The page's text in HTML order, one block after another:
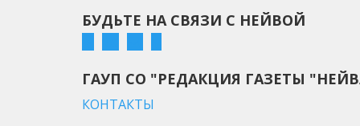
БУДЬТЕ НА СВЯЗИ С НЕЙВОЙ
ГАУП СО "РЕДАКЦИЯ ГАЗЕТЫ
КОНТАКТЫ